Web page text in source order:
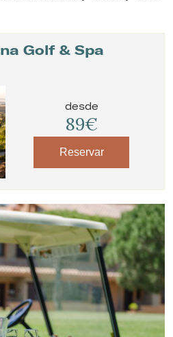
Golf & Spa
desde
89€
Reservar